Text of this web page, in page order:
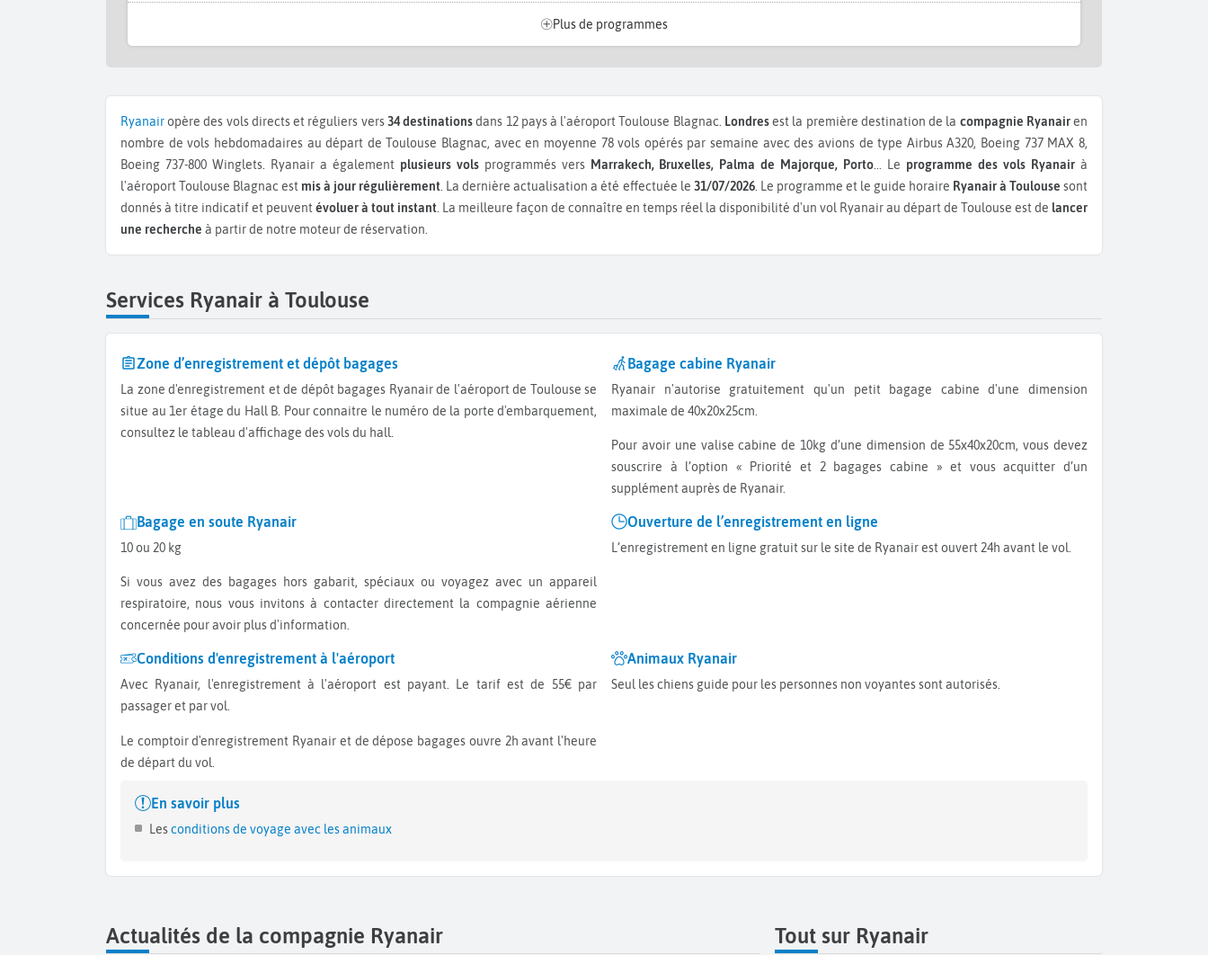
Plus de programmes
Ryanairopère des vols directs et réguliers vers34 destinationsdans 12 pays à l'aéroport Toulouse Blagnac. Londresest la première destination de la compagnie Ryanairen
nombre de vols hebdomadaires au départ de Toulouse Blagnac, avec en moyenne 78 vols opérés par semaine avec des avions de type Airbus A320, Boeing 737 MAX 8,
Boeing 737-800 Winglets. Ryanair a également plusieurs volsprogrammés vers Marrakech, Bruxelles, Palma de Majorque, Porto... Le programme des vols Ryanair à
l'aéroport Toulouse Blagnac est mis à jour régulièrement. La dernière actualisation a été effectuée le 31/07/2026. Le programme et le guide horaire Ryanair à Toulouse sont
donnés à titre indicatif et peuventévoluer à tout instant. La meilleure façon de connaître en temps réel la disponibilité d'un vol Ryanair au départ de Toulouse est de lancer
une recherche à partir de notre moteur de réservation.
Services Ryanair à Toulouse
Zone d’enregistrement et dépôt bagages
La zone d'enregistrement et de dépôt bagages Ryanair de l'aéroport de Toulouse se
situe au 1er étage du Hall B. Pour connaitre le numéro de la porte d'embarquement,
consultez le tableau d'affichage des vols du hall.
Bagage cabine Ryanair
Ryanair n'autorise gratuitement qu'un petit bagage cabine d'une dimension
maximale de 40x20x25cm.
Pour avoir une valise cabine de 10kg d’une dimension de 55x40x20cm, vous devez
souscrire à l’option « Priorité et 2 bagages cabine » et vous acquitter d’un
supplément auprès de Ryanair.
Bagage en soute Ryanair
10 ou 20 kg
Si vous avez des bagages hors gabarit, spéciaux ou voyagez avec un appareil
respiratoire, nous vous invitons à contacter directement la compagnie aérienne
concernée pour avoir plus d'information.
Ouverture de l’enregistrement en ligne
L’enregistrement en ligne gratuit sur le site de Ryanair est ouvert 24h avant le vol.
Conditions d'enregistrement à l'aéroport
Avec Ryanair, l'enregistrement à l'aéroport est payant. Le tarif est de 55€ par
passager et par vol.
Le comptoir d'enregistrement Ryanair et de dépose bagages ouvre 2h avant l'heure
de départ du vol.
Animaux Ryanair
Seul les chiens guide pour les personnes non voyantes sont autorisés.
En savoir plus
Lesconditions de voyage avec les animaux
Actualités de la compagnie Ryanair Tout sur Ryanair